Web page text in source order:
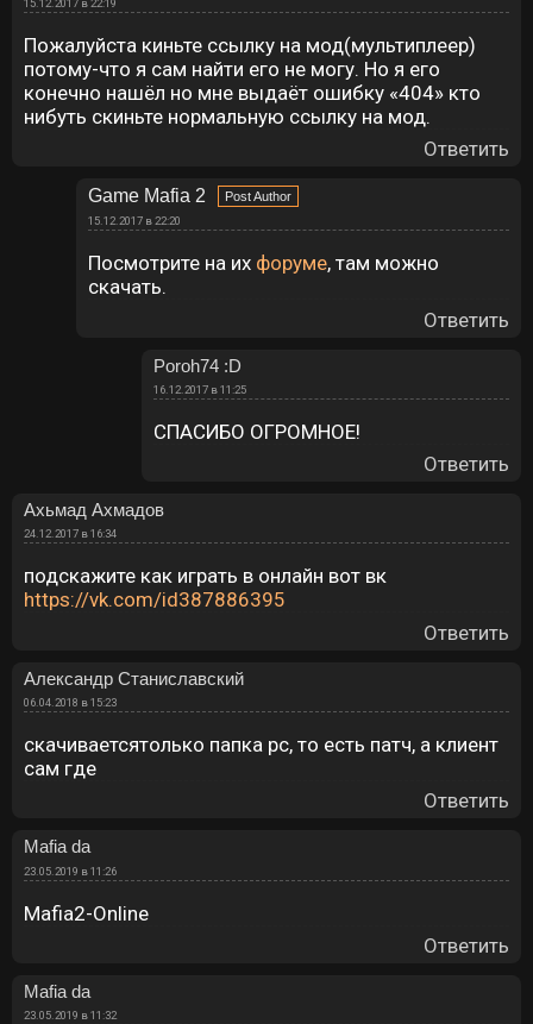
Пожалуйста киньте ссылку на мод(мультиплеер)
потому-что я сам найти его не могу. Но я его
конечно нашёл но мне выдаёт ошибку «404» кто
нибуть скиньте нормальную ссылку на мод.
Ответить
Game Mafia 2
15.12.2017 в 22:20
Посмотрите на их форуме, там можно
скачать.
Ответить
Poroh74 :D
16.12.2017 в 11:25
СПАСИБО ОГРОМНОЕ!
Ответить
Ахьмад Ахмадов
24.12.2017 в 16:34
подскажите как играть в онлайн вот вк
https://vk.com/id387886395
Ответить
Александр Станиславский
06.04.2018 в 15:23
скачиваетсятолько папка pc, то есть патч, а клиент
сам где
Ответить
Mafia da
23.05.2019 в 11:26
Mafia2-Online
Ответить
Mafia da
23.05.2019 в 11:32